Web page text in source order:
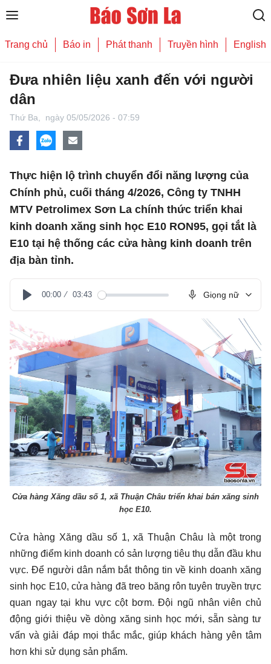
Trang chủ Báo in Phát thanh Truyền hình English
Đưa nhiên liệu xanh đến với người
dân
Thứ Ba, ngày 05/05/2026 - 07:59
Thực hiện lộ trình chuyển đổi năng lượng của
Chính phủ, cuối tháng 4/2026, Công ty TNHH
MTV Petrolimex Sơn La chính thức triển khai
kinh doanh xăng sinh học E10 RON95, gọi tắt là
E10 tại hệ thống các cửa hàng kinh doanh trên
địa bàn tỉnh.
Play
00:00 03:43 Giọng nữ
Cửa hàng Xăng dầu số 1, xã Thuận Châu triển khai bán xăng sinh
học E10.
Cửa hàng Xăng dầu số 1, xã Thuận Châu là một trong
những điểm kinh doanh có sản lượng tiêu thụ dẫn đầu khu
vực. Để người dân nắm bắt thông tin về kinh doanh xăng
sinh học E10, cửa hàng đã treo băng rôn tuyên truyền trực
quan ngay tại khu vực cột bơm. Đội ngũ nhân viên chủ
động giới thiệu về dòng xăng sinh học mới, sẵn sàng tư
vấn và giải đáp mọi thắc mắc, giúp khách hàng yên tâm
hơn khi sử dụng sản phẩm.